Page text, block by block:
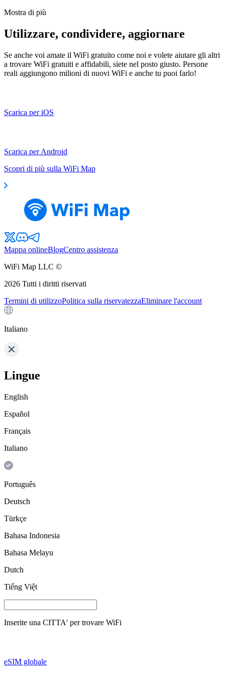
Mostra di più
Utilizzare, condividere, aggiornare
Se anche voi amate il WiFi gratuito come noi e volete aiutare gli altri
a trovare WiFi gratuiti e affidabili, siete nel posto giusto. Persone
reali aggiungono milioni di nuovi WiFi e anche tu puoi farlo!
Scarica per iOS
Scarica per Android
Scopri di più sulla WiFi Map
Mappa onlineBlogCentro assistenza
WiFi Map LLC ©
2026 Tutti i diritti riservati
Termini di utilizzoPolitica sulla riservatezzaEliminare l'account
Italiano
Lingue
English
Español
Français
Italiano
Português
Deutsch
Türkçe
Bahasa Indonesia
Bahasa Melayu
Dutch
Tiếng Việt
Inserite una CITTA' per trovare WiFi
eSIM globale